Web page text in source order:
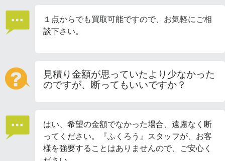
１点からでも買取可能ですので、お気軽にご相
談下さい。
見積り金額が思っていたより少なかった
のですが、断ってもいいですか？
はい、希望の金額でなかった場合、遠慮なく断
ってください。『ふくろう』スタッフが、お客
様を強要することはありませんので、ご安心く